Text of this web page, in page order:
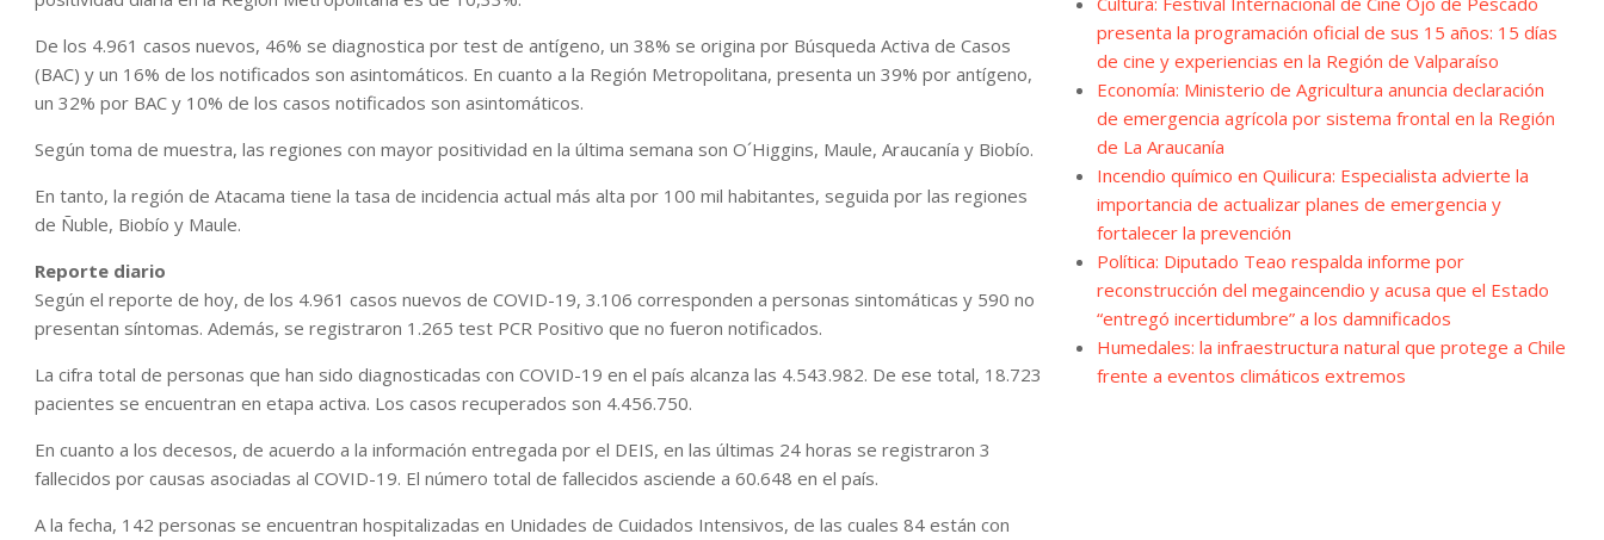
De los 4.961 casos nuevos, 46% se diagnostica por test de antígeno, un 38% se origina por Búsqueda Activa de Casos
(BAC) y un 16% de los notificados son asintomáticos. En cuanto a la Región Metropolitana, presenta un 39% por antígeno,
un 32% por BAC y 10% de los casos notificados son asintomáticos.
Según toma de muestra, las regiones con mayor positividad en la última semana son O´Higgins, Maule, Araucanía y Biobío.
En tanto, la región de Atacama tiene la tasa de incidencia actual más alta por 100 mil habitantes, seguida por las regiones
de Ñuble, Biobío y Maule.
Reporte diario
Según el reporte de hoy, de los 4.961 casos nuevos de COVID-19, 3.106 corresponden a personas sintomáticas y 590 no
presentan síntomas. Además, se registraron 1.265 test PCR Positivo que no fueron notificados.
La cifra total de personas que han sido diagnosticadas con COVID-19 en el país alcanza las 4.543.982. De ese total, 18.723
pacientes se encuentran en etapa activa. Los casos recuperados son 4.456.750.
En cuanto a los decesos, de acuerdo a la información entregada por el DEIS, en las últimas 24 horas se registraron 3
fallecidos por causas asociadas al COVID-19. El número total de fallecidos asciende a 60.648 en el país.
A la fecha, 142 personas se encuentran hospitalizadas en Unidades de Cuidados Intensivos, de las cuales 84 están con
presenta la programación oficial de sus 15 años: 15 días
de cine y experiencias en la Región de Valparaíso
Economía: Ministerio de Agricultura anuncia declaración
de emergencia agrícola por sistema frontal en la Región
de La Araucanía
Incendio químico en Quilicura: Especialista advierte la
importancia de actualizar planes de emergencia y
fortalecer la prevención
Política: Diputado Teao respalda informe por
reconstrucción del megaincendio y acusa que el Estado
“entregó incertidumbre” a los damnificados
Humedales: la infraestructura natural que protege a Chile
frente a eventos climáticos extremos